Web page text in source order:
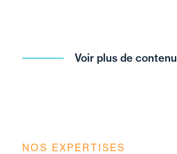
Voir plus de
NOS EXPERTISES